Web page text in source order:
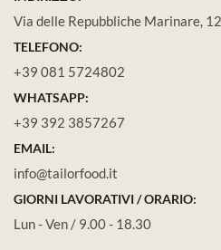
Via delle Repubbliche Marinare,
TELEFONO:
+39 081 5724802
WHATSAPP:
+39 392 3857267
EMAIL:
info@tailorfood.it
GIORNI LAVORATIVI / ORARIO:
Lun - Ven / 9.00 - 18.30